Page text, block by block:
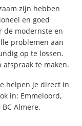
zijn hebben
en goed
de modernste en
problemen aan
op te lossen.
afspraak te maken.
helpen je direct in
in: Emmeloord,
Almere.